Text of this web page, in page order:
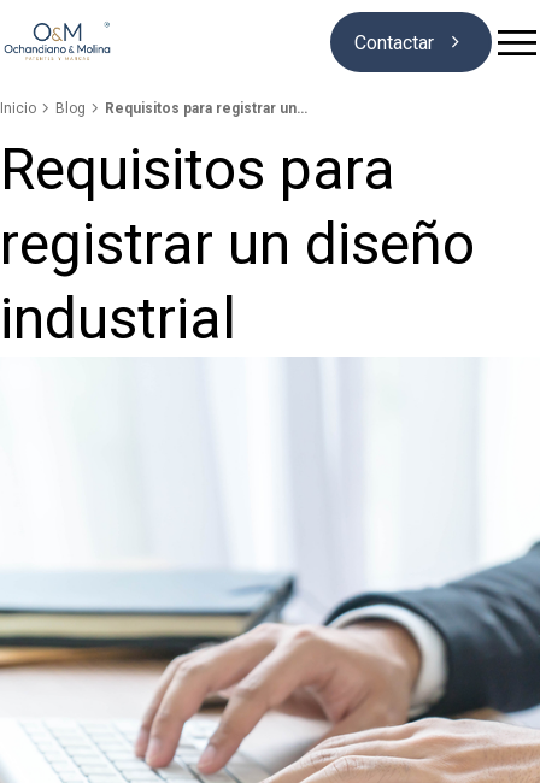
Quiénes somos
Marcas
Patentes
Contactar 
Inicio  Blog  Requisitos para registrar un…
Requisitos para
registrar un diseño
industrial